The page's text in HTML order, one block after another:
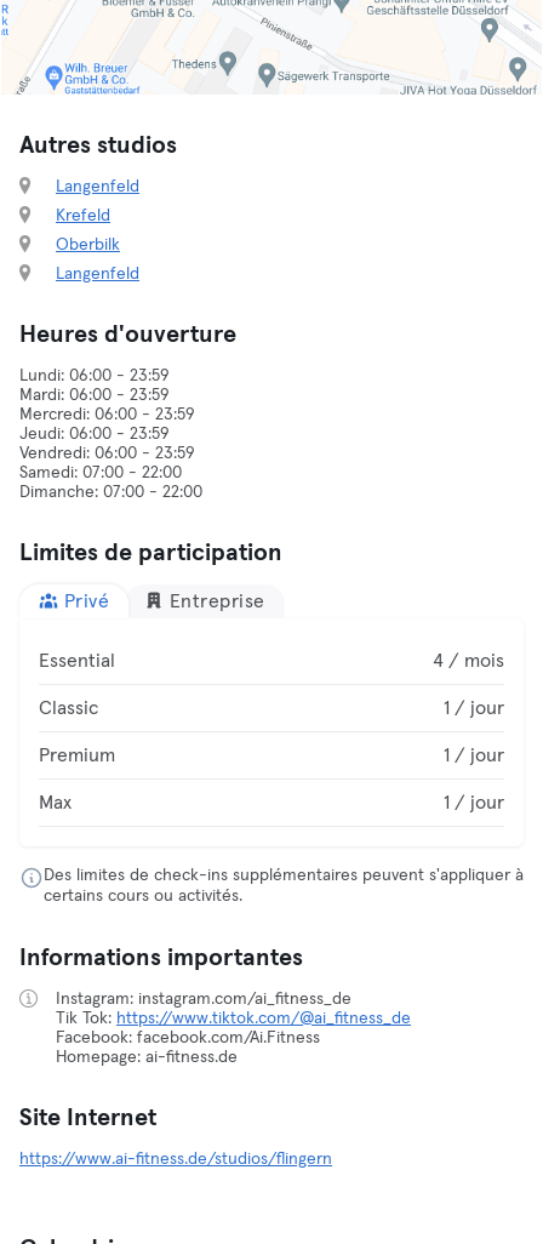
Autres studios
Langenfeld
Krefeld
Oberbilk
Langenfeld
Heures d'ouverture
Lundi: 06:00 - 23:59
Mardi: 06:00 - 23:59
Mercredi: 06:00 - 23:59
Jeudi: 06:00 - 23:59
Vendredi: 06:00 - 23:59
Samedi: 07:00 - 22:00
Limites de participation
Privé Entreprise
Essential 4 / mois
Classic 1 / jour
Premium 1 / jour
Max 1 / jour
Des limites de check-ins supplémentaires peuvent s'appliquer à
certains cours ou activités.
Informations importantes
Instagram: instagram.com/ai_fitness_de
Tik Tok: https://www.tiktok.com/@ai_fitness_de
Facebook: facebook.com/Ai.Fitness
Homepage: ai-fitness.de
Site Internet
https://www.ai-fitness.de/studios/flingern